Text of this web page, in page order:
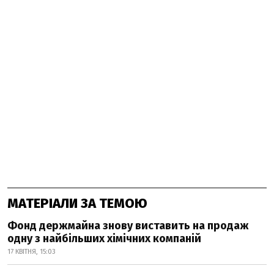
МАТЕРІАЛИ ЗА ТЕМОЮ
Фонд держмайна знову виставить на продаж
одну з найбільших хімічних компаній
17 КВІТНЯ, 15:03